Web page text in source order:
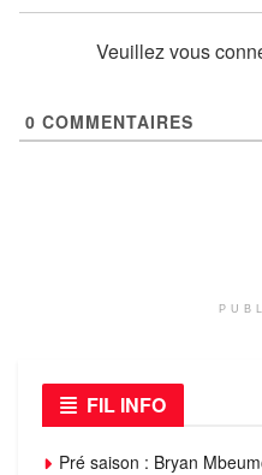
Veuillez vous
0 COMMENTAIRES
FIL INFO
Pré saison : Bryan